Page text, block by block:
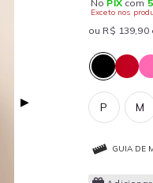
▶
No PIXcom
Exceto nos
ou R$
M
P
GUIA DE